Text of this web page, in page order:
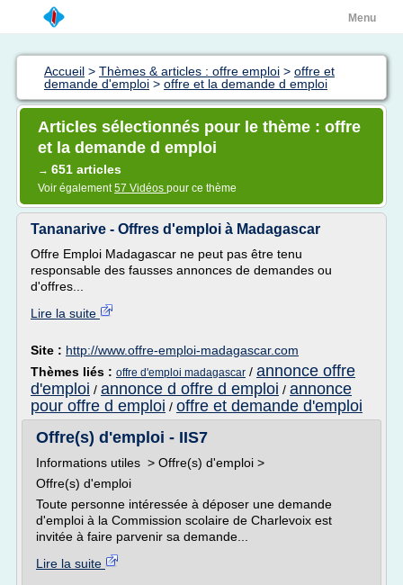
Menu
Accueil > Thèmes & articles : offre emploi > offre et
demande d'emploi > offre et la demande d emploi
Articles sélectionnés pour le thème : offre
et la demande d emploi
→ 651 articles
Voir également57 Vidéos pour ce thème
Tananarive - Offres d'emploi à Madagascar
Offre Emploi Madagascar ne peut pas être tenu
responsable des fausses annonces de demandes ou
d'offres...
Lire la suite
Site : http://www.offre-emploi-madagascar.com
Thèmes liés : offre d'emploi madagascar / annonce offre
d'emploi / annonce d offre d emploi / annonce
pour offre d emploi / offre et demande d'emploi
Offre(s) d'emploi - IIS7
Informations utiles > Offre(s) d'emploi >
Offre(s) d'emploi
Toute personne intéressée à déposer une demande
d'emploi à la Commission scolaire de Charlevoix est
invitée à faire parvenir sa demande...
Lire la suite